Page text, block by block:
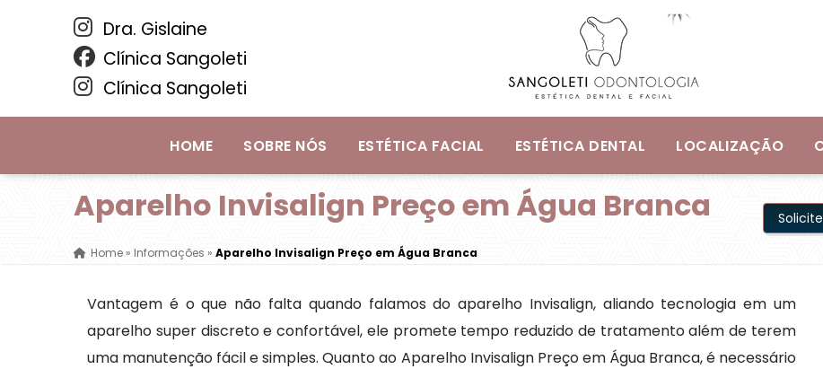
Dra. Gislaine
Clínica Sangoleti
Clínica Sangoleti
HOME SOBRE NÓS ESTÉTICA FACIAL ESTÉTICA DENTAL LOCALIZAÇÃO
Aparelho Invisalign Preço em Água Branca
Home»Informações »Aparelho Invisalign Preço em Água Branca
Vantagem é o que não falta quando falamos do aparelho Invisalign, aliando tecnologia em um
aparelho super discreto e confortável, ele promete tempo reduzido de tratamento além de terem
uma manutenção fácil e simples. Quanto ao Aparelho Invisalign Preço em Água Branca, é necessário